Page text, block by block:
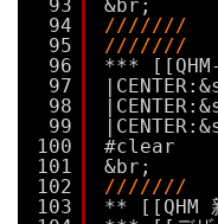
93
94
95
96
97
98
99
100
101
102
103
&br;
///////
///////
***
#clear
&br;
///////
** [[QHM